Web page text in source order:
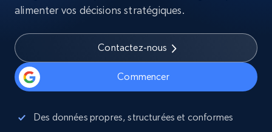
alimenter vos décisions stratégiques.
Contactez-nous
Commencer
Des données propres, structurées et conformes